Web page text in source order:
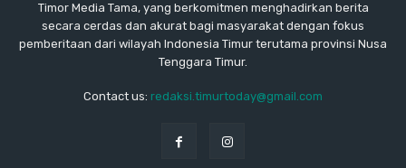
Timor Media Tama, yang berkomitmen menghadirkan berita
secara cerdas dan akurat bagi masyarakat dengan fokus
pemberitaan dari wilayah Indonesia Timur terutama provinsi Nusa
Tenggara Timur.
Contact us: redaksi.timurtoday@gmail.com